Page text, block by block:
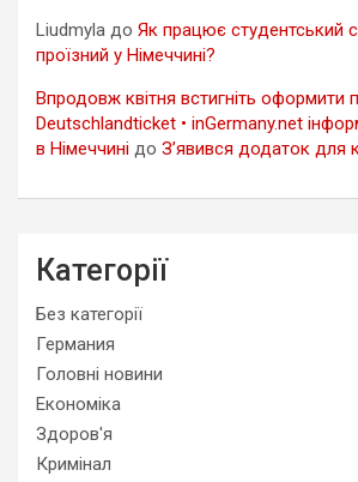
Liudmyla до Як працює студентський
проїзний у Німеччині?
Впродовж квітня встигніть оформити
Deutschlandticket • inGermany.net
в Німеччині до З’явився додаток для
Категорії
Без категорії
Германия
Головні новини
Економіка
Здоров'я
Кримінал